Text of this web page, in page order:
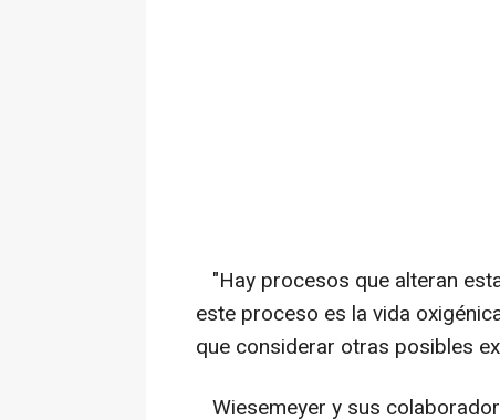
"Hay procesos que alteran
este proceso es la vida
que considerar otras posibles
Wiesemeyer y sus